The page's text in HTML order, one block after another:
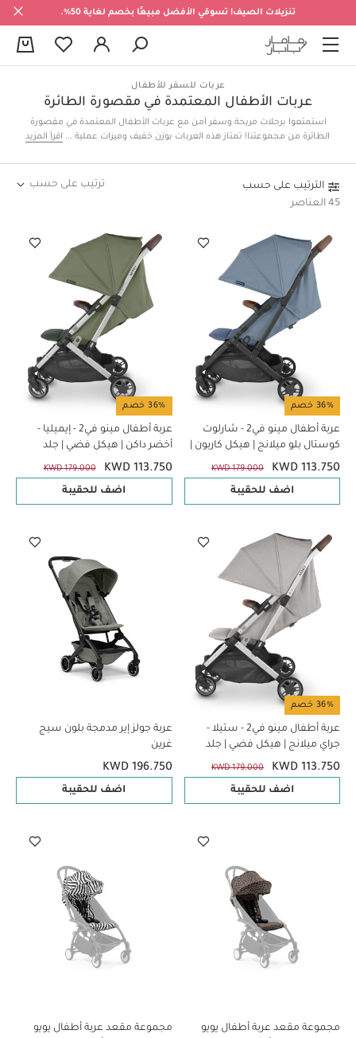
تنزيلات الصيف! تسوقي الأفضل مبيعًا بخصم لغاية 50%.
عربات للسفر للأطفال
عربات الأطفال المعتمدة في مقصورة الطائرة
استمتعوا برحلات مريحة وسفر آمن مع عربات الأطفال المعتمدة في مقصورة
الطائرة من مجموعتنا! تمتاز هذه العربات بوزن خفيف وميزات عملية مثل سهولة
والحماية أينما ذهبتم.
اقرأ المزيد
الترتيب على حسب
45 العناصر
ترتيب على حسب
36% خصم
عربة أطفال مينو في2 - شارلوت
كوستال بلو ميلانج | هيكل كاربون |
جلد
KWD 113.750
KWD 179.000
اضف للحقيبة
36% خصم
عربة أطفال مينو في2 - إيميليا -
أخضر داكن | هيكل فضي | جلد
كستنائي
KWD 113.750
KWD 179.000
اضف للحقيبة
36% خصم
عربة أطفال مينو في2 - ستيلا -
جراي ميلانج | هيكل فضي | جلد
كستنائي
KWD 113.750
KWD 179.000
اضف للحقيبة
عربة جولز إير مدمجة بلون سيج
غرين
KWD 196.750
اضف للحقيبة
مجموعة مقعد عربة أطفال يويو
مجموعة مقعد عربة أطفال يويو